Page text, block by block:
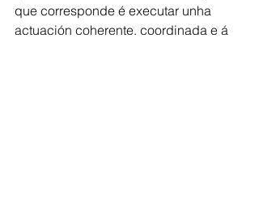
que corresponde é executar unha
actuación coherente, coordinada e á